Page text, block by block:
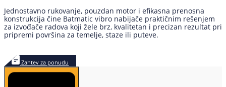
Jednostavno rukovanje, pouzdan motor i efikasna prenosna
konstrukcija čine Batmatic vibro nabijače praktičnim rešenjem
za izvođače radova koji žele brz, kvalitetan i precizan rezultat pri
pripremi površina za temelje, staze ili puteve.
Zahtev za ponudu